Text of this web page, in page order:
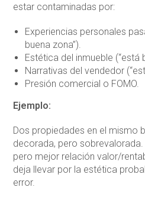
estar contaminadas por:
Experiencias personales
buena zona”).
Estética del inmueble (“está
Narrativas del vendedor
Presión comercial o FOMO.
Ejemplo:
Dos propiedades en el mismo
decorada, pero
pero mejor relación valor/
deja llevar por la estética
error.